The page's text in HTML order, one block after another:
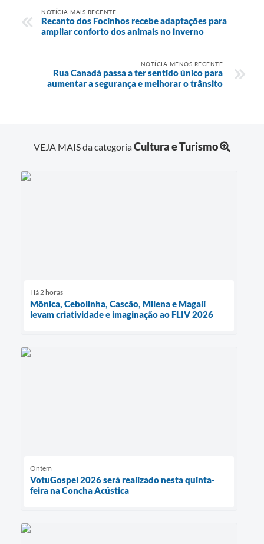
NOTÍCIA MAIS RECENTE
Recanto dos Focinhos recebe adaptações para
ampliar conforto dos animais no inverno
NOTÍCIA MENOS RECENTE
Rua Canadá passa a ter sentido único para
aumentar a segurança e melhorar o trânsito
VEJA MAIS da categoriaCultura e Turismo
Há 2 horas
Mônica, Cebolinha, Cascão, Milena e Magali
levam criatividade e imaginação ao FLIV 2026
Ontem
VotuGospel 2026 será realizado nesta quinta-
feira na Concha Acústica